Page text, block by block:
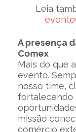
Leia
A presença
Comex
Mais do que
evento.
nosso time,
fortalecendo
missão
comércio